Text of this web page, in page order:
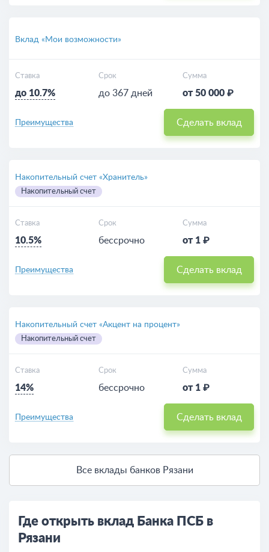
Вклад «Мои возможности»
Ставка
до 10.7%
Срок
до 367 дней
Сумма
от 50 000 ₽
Преимущества Сделать вклад
Накопительный счет «Хранитель»
Накопительный счет
Ставка
10.5%
Срок
бессрочно
Сумма
от 1 ₽
Преимущества Сделать вклад
Накопительный счет «Акцент на процент»
Накопительный счет
Ставка
14%
Срок
бессрочно
Сумма
от 1 ₽
Преимущества Сделать вклад
Все вклады банков Рязани
Где открыть вклад Банка ПСБ в
Рязани